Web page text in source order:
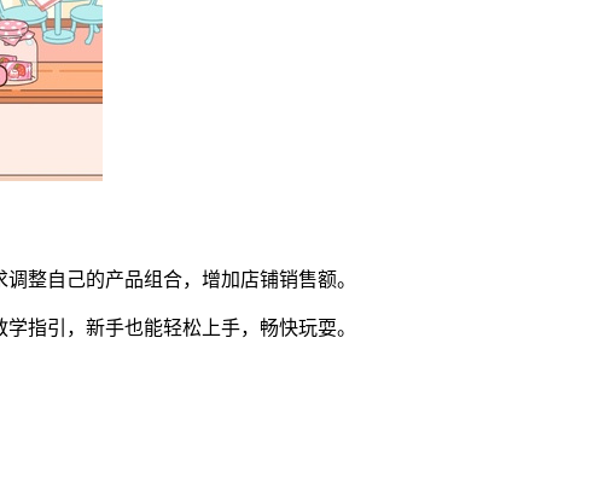
整自己的产品组合，增加店铺销售额。
指引，新手也能轻松上手，畅快玩耍。